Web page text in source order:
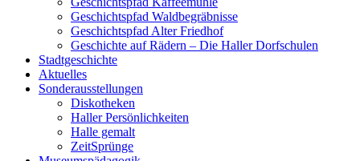
Geschichtspfad Waldbegräbnisse
Geschichtspfad Alter Friedhof
Geschichte auf Rädern – Die Haller Dorfschulen
Stadtgeschichte
Aktuelles
Sonderausstellungen
Diskotheken
Haller Persönlichkeiten
Halle gemalt
ZeitSprünge